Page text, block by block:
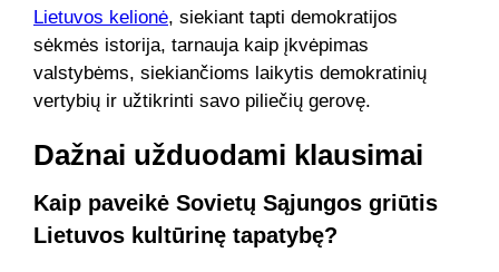
Lietuvos kelionė, siekiant tapti demokratijos
sėkmės istorija, tarnauja kaip įkvėpimas
valstybėms, siekiančioms laikytis demokratinių
vertybių ir užtikrinti savo piliečių gerovę.
Dažnai užduodami klausimai
Kaip paveikė Sovietų Sąjungos griūtis
Lietuvos kultūrinę tapatybę?